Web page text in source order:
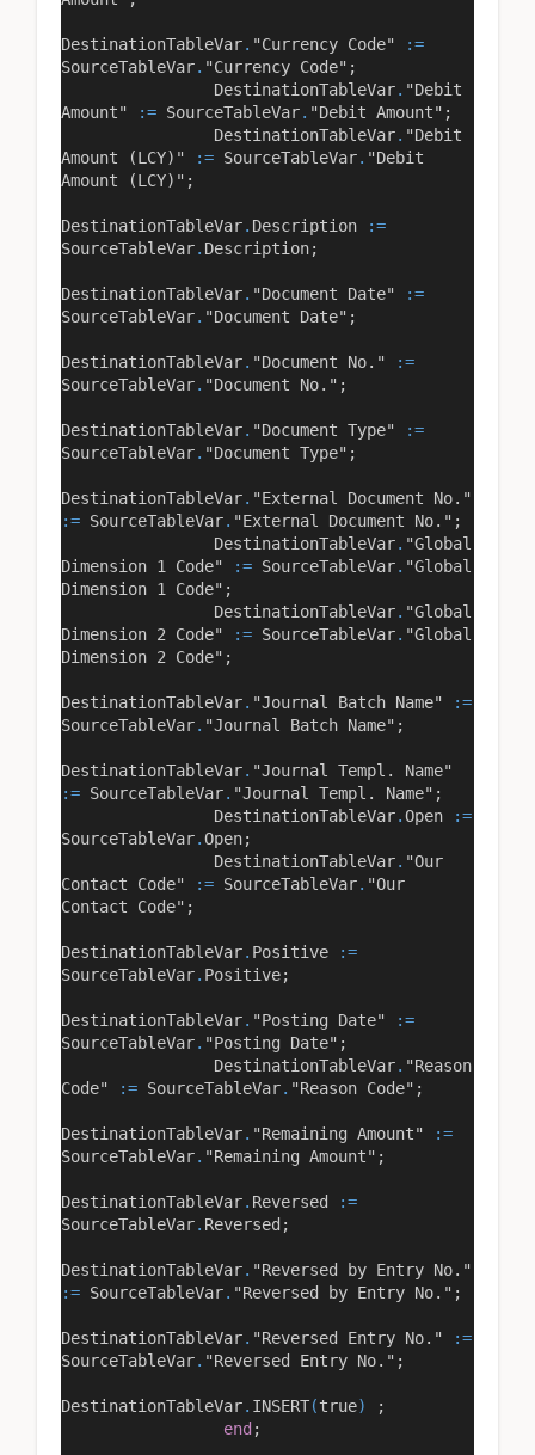
DestinationTableVar. "Currency Code"
:=
SourceTableVar. "Currency Code" ;
DestinationTableVar. "Debit
Amount"
:= SourceTableVar. "Debit Amount" ;
DestinationTableVar. "Debit
Amount (LCY)"
:= SourceTableVar. "Debit
Amount (LCY)" ;
DestinationTableVar. Description :=
SourceTableVar. Description;
DestinationTableVar. "Document Date"
:=
SourceTableVar. "Document Date" ;
DestinationTableVar. "Document No."
:=
SourceTableVar. "Document No." ;
DestinationTableVar. "Document Type"
:=
SourceTableVar. "Document Type" ;
DestinationTableVar. "External Document No."
:= SourceTableVar. "External Document No." ;
DestinationTableVar. "Global
Dimension 1 Code"
:= SourceTableVar. "Global
Dimension 1 Code" ;
DestinationTableVar. "Global
Dimension 2 Code"
:= SourceTableVar. "Global
Dimension 2 Code" ;
DestinationTableVar. "Journal Batch Name"
:=
SourceTableVar. "Journal Batch Name" ;
DestinationTableVar. "Journal Templ. Name"
:= SourceTableVar. "Journal Templ. Name" ;
DestinationTableVar.Open :=
SourceTableVar.Open;
DestinationTableVar. "Our
Contact Code"
:= SourceTableVar. "Our
Contact Code" ;
DestinationTableVar. Positive :=
SourceTableVar. Positive;
DestinationTableVar. "Posting Date"
:=
SourceTableVar. "Posting Date" ;
DestinationTableVar. "Reason
Code"
:= SourceTableVar. "Reason Code" ;
DestinationTableVar. "Remaining Amount"
:=
SourceTableVar. "Remaining Amount" ;
DestinationTableVar. Reversed
:=
SourceTableVar. Reversed;
DestinationTableVar. "Reversed by Entry No."
:= SourceTableVar. "Reversed by Entry No." ;
DestinationTableVar. "Reversed Entry No."
:=
SourceTableVar. "Reversed Entry No." ;
DestinationTableVar. INSERT(true)
;
end ;